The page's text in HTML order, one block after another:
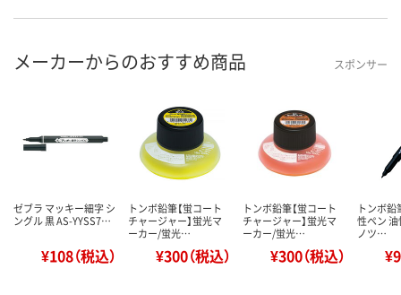
メーカーからのおすすめ商品 スポンサー
ゼブラ マッキー細字 シ
ングル 黒 AS-YYSS7…
¥108（税込）
トンボ鉛筆【蛍コート
チャージャー】蛍光マ
ーカー/蛍光…
¥300（税込）
トンボ鉛筆【蛍コート
チャージャー】蛍光マ
ーカー/蛍光…
¥300（税込）
トンボ鉛
性ペン
ノツ…